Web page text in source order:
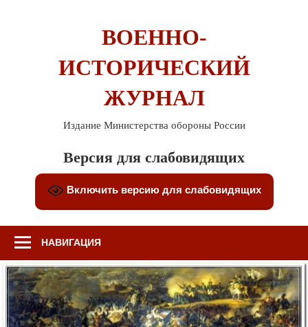
ВОЕННО-
ИСТОРИЧЕСКИЙ
ЖУРНАЛ
Издание Министерства обороны России
Версия для слабовидящих
Включить версию для слабовидящих
НАВИГАЦИЯ